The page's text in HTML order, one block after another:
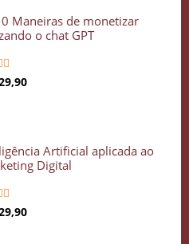
Maneiras de monetizar
o chat GPT

Artificial aplicada ao
Digital
